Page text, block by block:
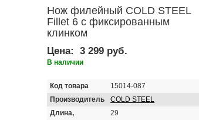
Нож филейный COLD STEEL
Fillet 6 с фиксированным
клинком
Цена: 3 299 руб.
В наличии
Код товара
15014-087
Производитель
COLD STEEL
Длина,
29